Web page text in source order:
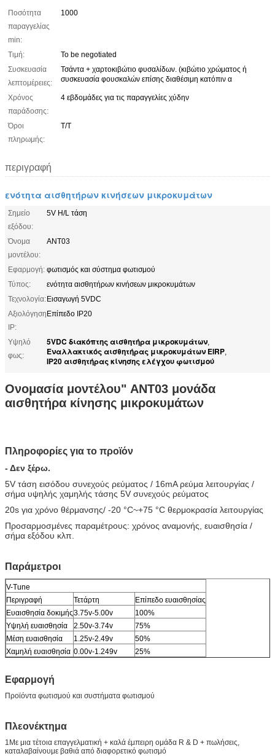
Ποσότητα
παραγγελίας
min:
1000
Τιμή:
To be negotiated
Συσκευασία
λεπτομέρειες:
Τσάντα + χαρτοκιβώτιο φυσαλίδων. (κιβώτιο χρώματος ή
συσκευασία φουσκαλών επίσης διαθέσιμη κατόπιν α
Χρόνος
παράδοσης:
4 εβδομάδες για τις παραγγελίες χύδην
Όροι
πληρωμής:
Τ/Τ
περιγραφή
ενότητα αισθητήρων κινήσεων μικροκυμάτων
Σημείο
εξόδου:
5V H/L τάση
Όνομα
μοντέλου:
ANT03
Εφαρμογή: φωτισμός και σύστημα φωτισμού
Τύπος:
ενότητα αισθητήρων κινήσεων μικροκυμάτων
Τεχνολογία:Εισαγωγή 5VDC
Αξιολόγηση
IP:
Επίπεδο IP20
Υψηλό
φως:
5VDC διακόπτης αισθητήρα μικροκυμάτων,
Εναλλακτικός αισθητήρας μικροκυμάτων EIRP,
IP20 αισθητήρας κίνησης ελέγχου φωτισμού
Ονομασία μοντέλου" ANT03 μονάδα
αισθητήρα κίνησης μικροκυμάτων
Πληροφορίες για το προϊόν
- Δεν ξέρω.
5V τάση εισόδου συνεχούς ρεύματος / 16mA ρεύμα λειτουργίας /
σήμα υψηλής χαμηλής τάσης 5V συνεχούς ρεύματος
20s για χρόνο θέρμανσης/ -20 °C~+75 °C θερμοκρασία λειτουργίας
Προσαρμοσμένες παραμέτρους: χρόνος αναμονής, ευαισθησία /
σήμα εξόδου κλπ.
Παράμετροι
V-Tune
Περιγραφή
Τετάρτη
Επίπεδο ευαισθησίας
Ευαισθησία δοκιμής3.75v-5.00v
100%
Υψηλή ευαισθησία
2.50v-3.74v
75%
Μέση ευαισθησία
1.25v-2.49v
50%
Χαμηλή ευαισθησία 0.00v-1.249v 25%
Εφαρμογή
Προϊόντα φωτισμού και συστήματα φωτισμού
Πλεονέκτημα
1Με μια τέτοια επαγγελματική + καλά έμπειρη ομάδα R & D + πωλήσεις,
καταλαβαίνουμε βαθιά από διαφορετικό φωτισμό